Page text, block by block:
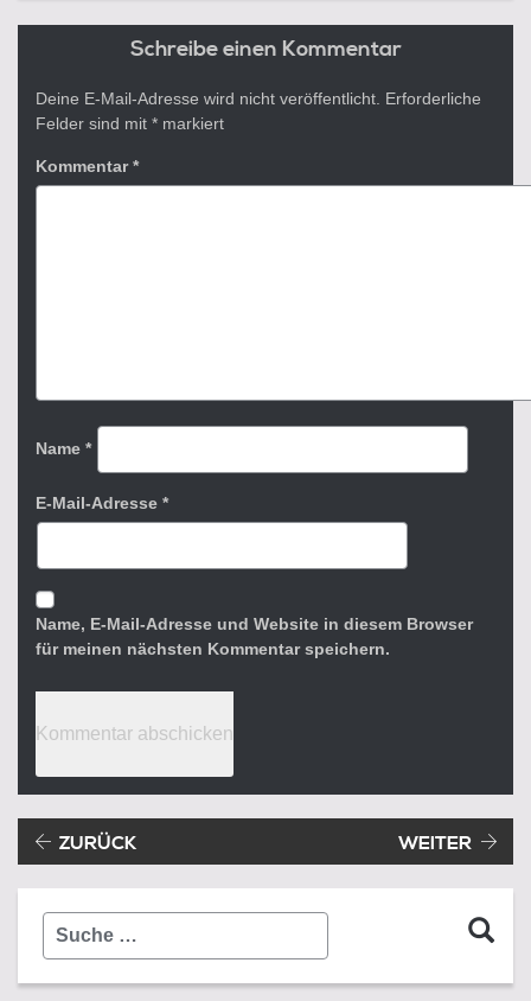
Schreibe einen Kommentar
Deine E-Mail-Adresse wird nicht veröffentlicht. Erforderliche
Felder sind mit * markiert
Kommentar*
Name *
E-Mail-Adresse *
Name, E-Mail-Adresse und Website in diesem Browser
für meinen nächsten Kommentar speichern.
Beitragsnavigation
ZURÜCK WEITER
Suche